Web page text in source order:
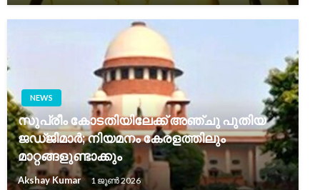
NEWS
സുപ്രീം കോടതിയിലേക്ക് അഞ്ചു പുതിയ
ജഡ്ജിമാർ; നിയമനം കേരളത്തിലും
മാറ്റങ്ങളുണ്ടാക്കും
Akshay Kumar 1 ജൂൺ 2026